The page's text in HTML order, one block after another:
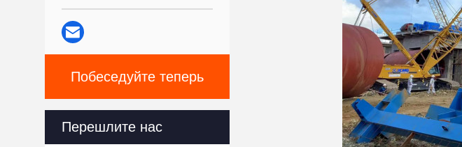
Побеседуйте теперь
Перешлите нас